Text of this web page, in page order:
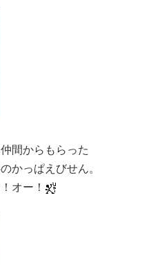
間からもらった
かっぱえびせん。
オー！